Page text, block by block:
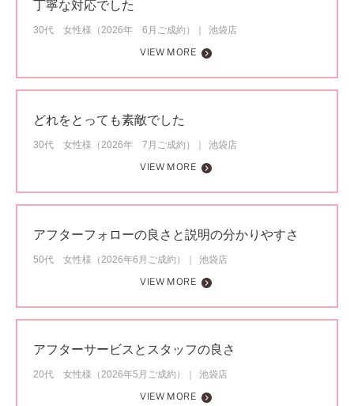
丁寧な対応でした
30代 女性様（2026年 6月ご成約）
池袋店
VIEW MORE
どれをとっても素敵でした
30代 女性様（2026年 7月ご成約）
池袋店
VIEW MORE
アフターフォローの良さと説明の分かりやすさ
50代 女性様（2026年6月ご成約）
池袋店
VIEW MORE
アフターサービスとスタッフの良さ
20代 女性様（2026年5月ご成約）
池袋店
VIEW MORE